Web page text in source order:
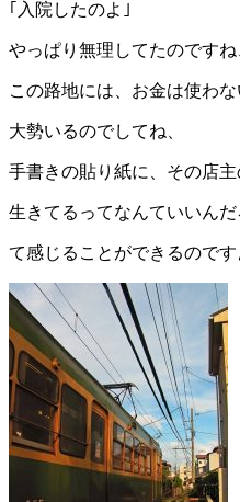
｢入院したのよ｣
やっぱり無理してたのですね
この路地には、お金は使わ
大勢いるのでしてね、
手書きの貼り紙に、その店
生きてるってなんていいん
て感じることができるのです